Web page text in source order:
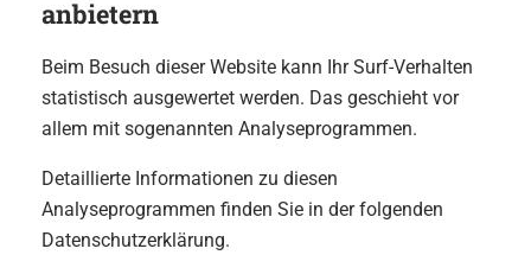
anbietern
Beim Besuch dieser Website kann Ihr Surf-Verhalten
statistisch ausgewertet werden. Das geschieht vor
allem mit sogenannten Analyseprogrammen.
Detaillierte Informationen zu diesen
Analyseprogrammen finden Sie in der folgenden
Datenschutzerklärung.